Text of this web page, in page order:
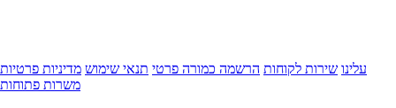
עלינו שירות לקוחות הרשמה כמורה פרטי תנאי שימוש מדיניות פרטיות
משרות פתוחות